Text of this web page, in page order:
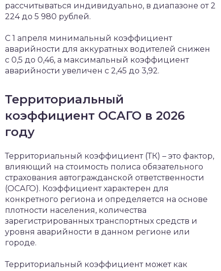
рассчитываться индивидуально, в диапазоне от 2
224 до 5 980 рублей.
С 1 апреля минимальный коэффициент
аварийности для аккуратных водителей снижен
с 0,5 до 0,46, а максимальный коэффициент
аварийности увеличен с 2,45 до 3,92.
Территориальный
коэффициент ОСАГО в 2026
году
Территориальный коэффициент (ТК) – это фактор,
влияющий на стоимость полиса обязательного
страхования автогражданской ответственности
(ОСАГО). Коэффициент характерен для
конкретного региона и определяется на основе
плотности населения, количества
зарегистрированных транспортных средств и
уровня аварийности в данном регионе или
городе.
Территориальный коэффициент может как